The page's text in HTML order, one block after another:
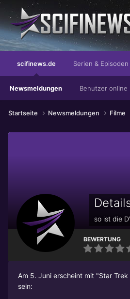
scifinews.de
Newsmeldungen Benutzer online
Serien & Episoden
Startseite Newsmeldungen Filme
so ist die
BEWERTUNG
Am 5. Juni erscheint mit "Star
sein: